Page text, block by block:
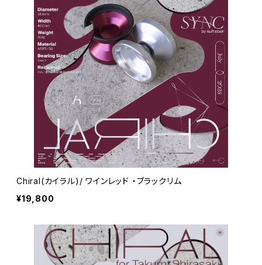
Chiral(カイラル)/ ワインレッド ・ブラックリム
¥19,800